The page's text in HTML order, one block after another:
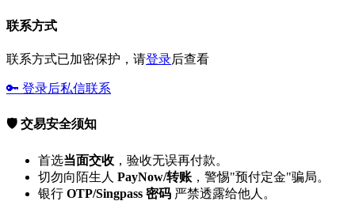
联系方式
联系方式已加密保护，请登录后查看
🔑 登录后私信联系
🛡️ 交易安全须知
首选当面交收 ，验收无误再付款。
切勿向陌生人 PayNow/转账 ，警惕"预付定金"骗局。
银行 OTP/Singpass 密码 严禁透露给他人。